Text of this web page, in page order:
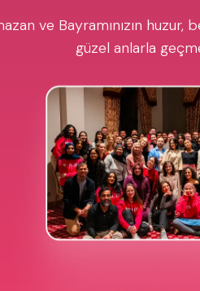
ve Bayramınızın
güzel anlarla